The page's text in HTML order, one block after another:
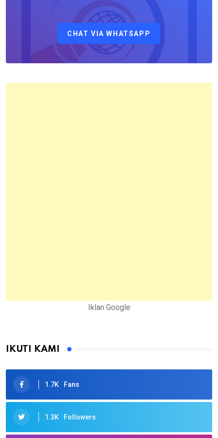
Pertanahan
Kota
CHAT VIA WHATSAPP
Iklan Google
IKUTI KAMI
1.7K Fans
1.3K Followers